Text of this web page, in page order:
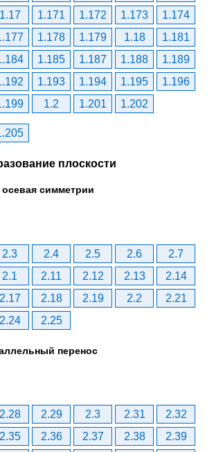
1.17 1.171 1.172 1.173
1.174
1.178 1.179 1.18
1.181
1.185 1.187 1.188
1.189
1.193 1.194 1.195
1.196
1.2 1.201 1.202
плоскости
симметрии
2.3 2.4 2.5 2.6
2.7
2.1 2.11 2.12 2.13
2.14
2.17 2.18 2.19 2.2
2.21
2.24 2.25
перенос
2.28 2.29 2.3 2.31
2.32
2.35 2.36 2.37 2.38
2.39